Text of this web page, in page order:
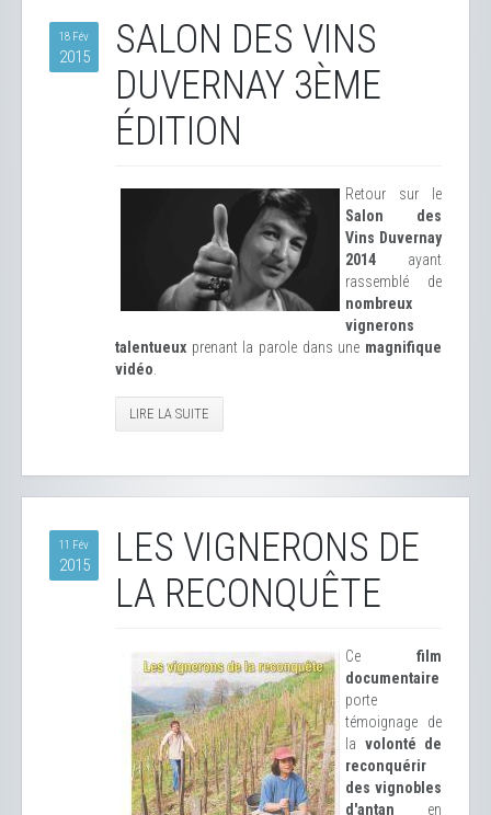
18 Fév
2015
SALON DES VINS
DUVERNAY 3ÈME
ÉDITION
Retour sur le
Salon des
Vins Duvernay
2014 ayant
rassemblé de
nombreux
vignerons
talentueux prenant la parole dans une magnifique
vidéo
LIRE LA SUITE
11 Fév
2015
LES VIGNERONS DE
LA RECONQUÊTE
Ce film
documentaire
porte
témoignage de
la volonté de
reconquérir
des vignobles
d'antan en